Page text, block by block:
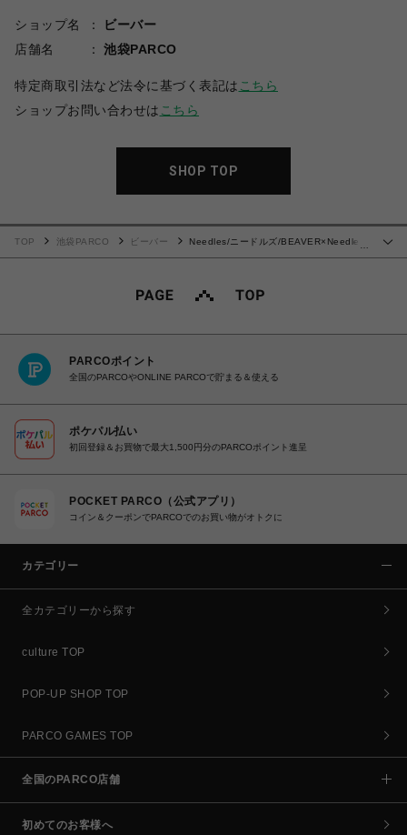
ショップ名
ビーバー
店舗名
池袋PARCO
特定商取引法など法令に基づく表記は こちら
ショップお問い合わせは こちら
SHOP TOP
TOP 池袋PARCO ビーバー
Needles/ニードルズ/BEAVER×Needles
PARCOポイント
全国のPARCOやONLINE PARCOで貯まる＆使える
ポケパル払い
初回登録＆お買物で最大1,500円分のPARCOポイント進呈
POCKET PARCO（公式アプリ）
コイン＆クーポンでPARCOでのお買い物がオトクに
カテゴリー
全カテゴリーから探す
culture TOP
POP-UP SHOP TOP
PARCO GAMES TOP
全国のPARCO店舗
初めてのお客様へ